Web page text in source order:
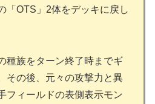
「OTS」2体をデッキに戻し
種族をターン終了時までギ
その後、元々の攻撃力と異
フィールドの表側表示モン